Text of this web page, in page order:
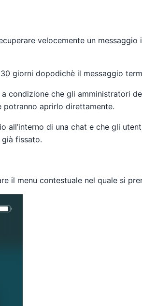
velocemente un
giorni dopodichè il messaggio
condizione che gli amministratori
aprirlo direttamente.
all’interno di una chat e che gli
fissato.
il menu contestuale nel quale si